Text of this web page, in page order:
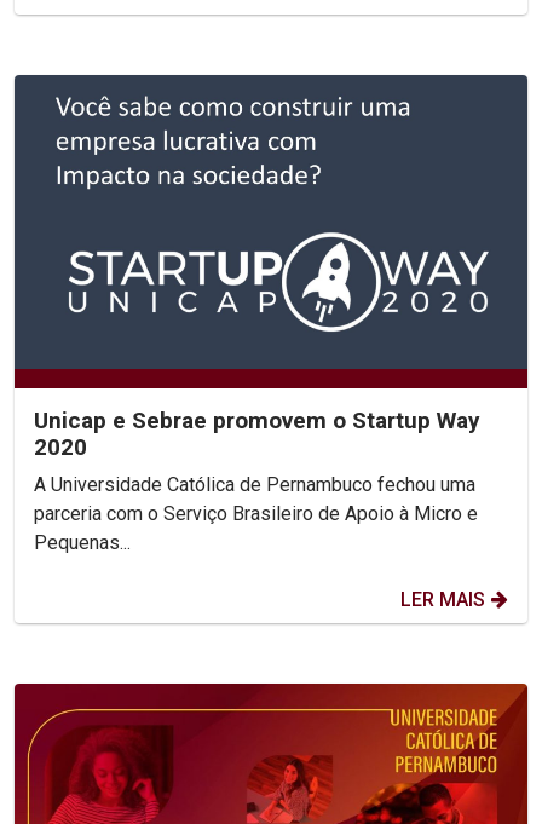
Unicap e Sebrae promovem o Startup Way
2020
A Universidade Católica de Pernambuco fechou uma
parceria com o Serviço Brasileiro de Apoio à Micro e
Pequenas...
LER MAIS